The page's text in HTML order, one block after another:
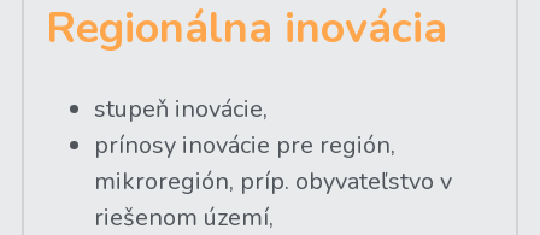
Regionálna inovácia
stupeň inovácie,
prínosy inovácie pre región,
mikroregión, príp. obyvateľstvo v
riešenom území,